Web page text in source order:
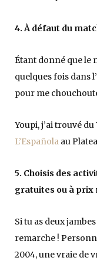
4. À défaut du
Étant donné que le
quelques fois dans
pour me
Youpi, j’ai trouvé
L’Española au
5. Choisis des
gratuites ou à prix
Si tu as deux
remarche !
2004, une vraie de